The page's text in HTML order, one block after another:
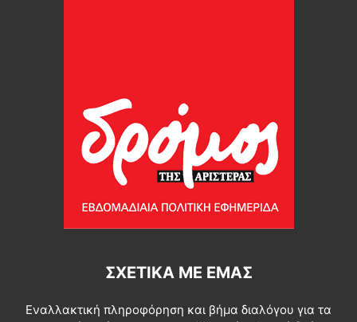
ΣΧΕΤΙΚΆ ΜΕ ΕΜΆΣ
Εναλλακτική πληροφόρηση και βήμα διαλόγου για τα